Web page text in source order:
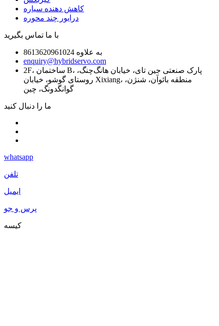
کاهش دهنده سیاره
درایور چند محوره
با ما تماس بگیرید
به علاوه 8613620961024
enquiry@hybridservo.com
2F، ساختمان B، پارک صنعتی جین تای، خیابان هانگ‌چنگ،
روستای گوشو، خیابان Xixiang، منطقه بائوآن، شنژن،
گوانگدونگ، چین
ما را دنبال کنید
whatsapp
تلفن
ایمیل
پرس و جو
کیسه